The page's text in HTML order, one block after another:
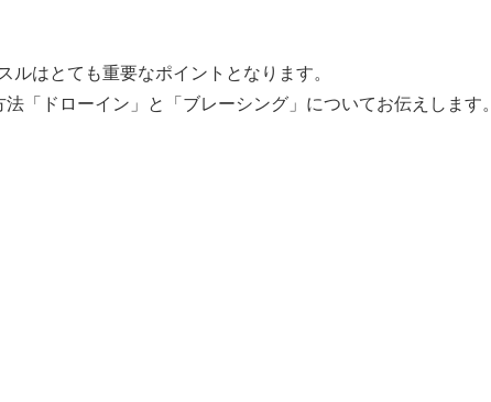
ルはとても重要なポイントとなります。
「ドローイン」と「ブレーシング」についてお伝えします。